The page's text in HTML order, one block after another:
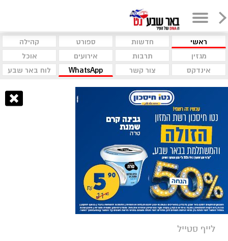
ראשי חדשות ספורט
קהילה
מגזין
תרבות אירועים
אוכל
אינדקס
צור קשר WhatsApp לוח באר שבע
לייף סטייל